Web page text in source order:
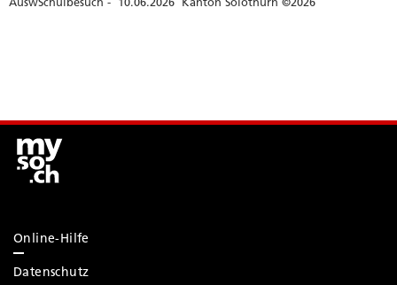
Online-Hilfe
Datenschutz